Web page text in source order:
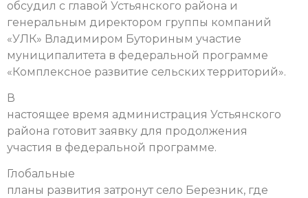
обсудил с главой Устьянского района и
генеральным директором группы компаний
«УЛК» Владимиром Буториным участие
муниципалитета в федеральной программе
«Комплексное развитие сельских территорий».
В
настоящее время администрация Устьянского
района готовит заявку для продолжения
участия в федеральной программе.
Глобальные
планы развития затронут село Березник, где